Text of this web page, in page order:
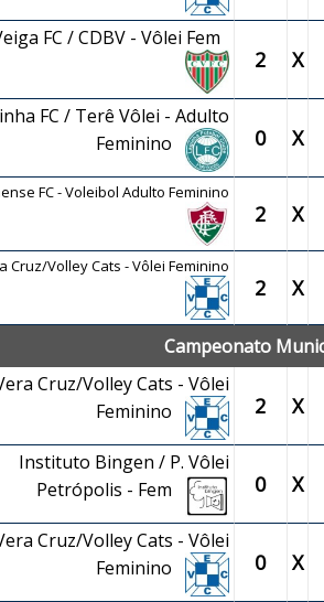
FC / CDBV - Vôlei Fem
2 X
FC / Terê Vôlei - Adulto
Feminino
0 X
FC - Voleibol Adulto Feminino
2 X
Cruz/Volley Cats - Vôlei Feminino
2 X
Campeonato
Cruz/Volley Cats - Vôlei
Feminino
2 X
Instituto Bingen / P. Vôlei
Petrópolis - Fem
0 X
Cruz/Volley Cats - Vôlei
Feminino
0 X